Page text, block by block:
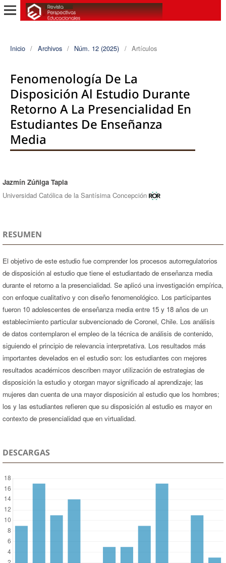
Inicio / Archivos / Núm. 12 (2025) / Artículos
Fenomenología De La
Disposición Al Estudio Durante
Retorno A La Presencialidad En
Estudiantes De Enseñanza
Media
Autores/as
Jazmín Zúñiga Tapia
Universidad Católica de la Santísima Concepción
RESUMEN
El objetivo de este estudio fue comprender los procesos autorregulatorios
de disposición al estudio que tiene el estudiantado de enseñanza media
durante el retorno a la presencialidad. Se aplicó una investigación empírica,
con enfoque cualitativo y con diseño fenomenológico. Los participantes
fueron 10 adolescentes de enseñanza media entre 15 y 18 años de un
establecimiento particular subvencionado de Coronel, Chile. Los análisis
de datos contemplaron el empleo de la técnica de análisis de contenido,
siguiendo el principio de relevancia interpretativa. Los resultados más
importantes develados en el estudio son: los estudiantes con mejores
resultados académicos describen mayor utilización de estrategias de
disposición la estudio y otorgan mayor significado al aprendizaje; las
mujeres dan cuenta de una mayor disposición al estudio que los hombres;
los y las estudiantes refieren que su disposición al estudio es mayor en
contexto de presencialidad que en virtualidad.
DESCARGAS